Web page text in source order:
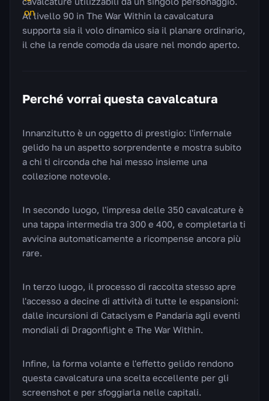
Al livello 90 in The War Within la cavalcatura
supporta sia il volo dinamico sia il planare ordinario,
il che la rende comoda da usare nel mondo aperto.
Perché vorrai questa cavalcatura
Innanzitutto è un oggetto di prestigio: l'infernale
gelido ha un aspetto sorprendente e mostra subito
a chi ti circonda che hai messo insieme una
collezione notevole.
In secondo luogo, l'impresa delle 350 cavalcature è
una tappa intermedia tra 300 e 400, e completarla ti
avvicina automaticamente a ricompense ancora più
rare.
In terzo luogo, il processo di raccolta stesso apre
l'accesso a decine di attività di tutte le espansioni:
dalle incursioni di Cataclysm e Pandaria agli eventi
mondiali di Dragonflight e The War Within.
Infine, la forma volante e l'effetto gelido rendono
questa cavalcatura una scelta eccellente per gli
screenshot e per sfoggiarla nelle capitali.